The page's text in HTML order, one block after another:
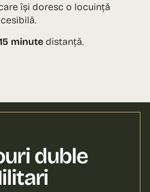
își doresc o locuință
15 minute distanță.
duble